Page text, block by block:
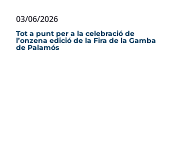
03/06/2026
Tot a punt per a la celebració de
l’onzena edició de la Fira de la Gamba
de Palamós